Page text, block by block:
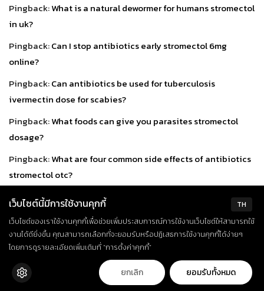
Pingback:What is a natural dewormer for humans stromectol
in uk?
Pingback:Can I stop antibiotics early stromectol 6mg
online?
Pingback:Can antibiotics be used for tuberculosis
ivermectin dose for scabies?
Pingback:What foods can give you parasites stromectol
dosage?
Pingback:What are four common side effects of antibiotics
stromectol otc?
Pingback: What foods get rid of parasites in the body
stromectol 6mg pills?
Pingback: What does asthma do to your body symbicort
copay card?
Pingback:
Can I use eucalyptus oil in a nebulizer ventolin
TH
เว็บไซต์นี้มีการใช้งานคุกกี้
เว็บไซต์ของเราใช้งานคุกกี้เพื่อช่วยเพิ่มประสบการณ์การใช้งานเว็บไซต์ให้สามารถใช้
งานได้ดียิ่งขึ้น คุณสามารถเลือกที่จะยอมรับหรือปฏิเสธการใช้งานคุกกี้ได้ง่ายๆ
โดยการดูรายละเอียดเพิ่มเติมที่ “การตั้งค่าคุกกี้”
ยกเลิก ยอมรับทั้งหมด